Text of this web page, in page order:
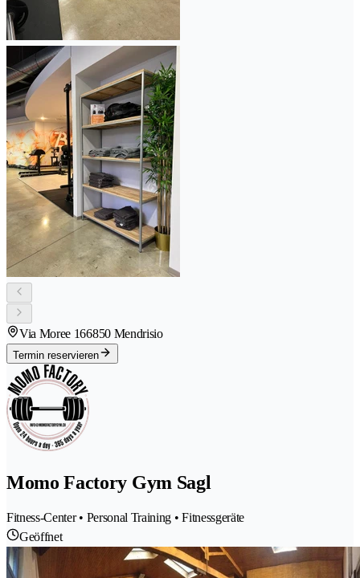
Via Moree 166850 Mendrisio
Termin reservieren
Momo Factory Gym Sagl
Fitness-Center • Personal Training • Fitnessgeräte
Geöffnet